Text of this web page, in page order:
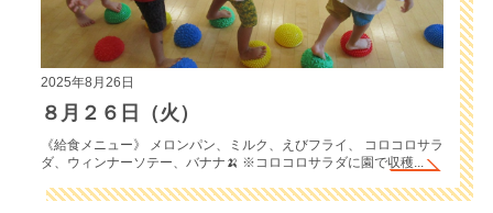
2025年8月26日
８月２６日（火）
《給食メニュー》 メロンパン、ミルク、えびフライ、 コロコロサラ
ダ、ウィンナーソテー、バナナ🍌 ※コロコロサラダに園で収穫...